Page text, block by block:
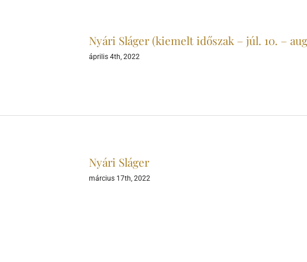
Nyári Sláger (kiemelt időszak – júl. 10. –
április 4th, 2022
Nyári Sláger
március 17th, 2022